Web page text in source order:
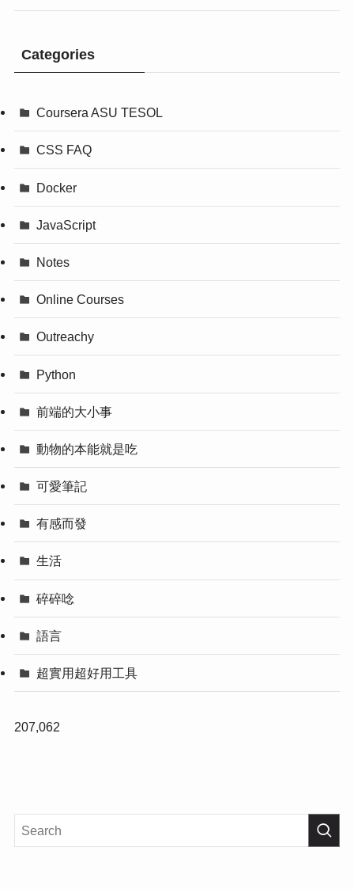
Categories
Coursera ASU TESOL
CSS FAQ
Docker
JavaScript
Notes
Online Courses
Outreachy
Python
前端的大小事
動物的本能就是吃
可愛筆記
有感而發
生活
碎碎唸
語言
超實用超好用工具
207,062